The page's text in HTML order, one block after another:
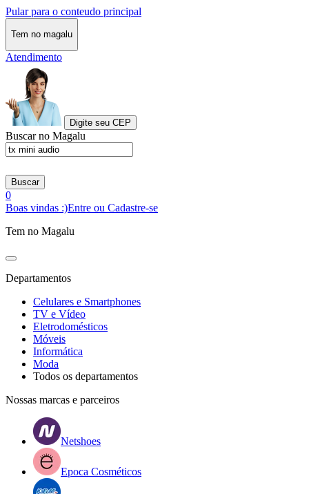
Pular para o conteudo principal
Tem no magalu
Atendimento
Digite seu CEP
Buscar no Magalu
Buscar
0
Boas vindas :)Entre ou Cadastre-se
Tem no Magalu
Departamentos
Celulares e Smartphones
TV e Vídeo
Eletrodomésticos
Móveis
Informática
Moda
Todos os departamentos
Nossas marcas e parceiros
Netshoes
Epoca Cosméticos